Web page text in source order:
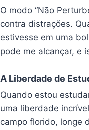
O modo “Não
contra distrações.
estivesse em uma
pode me alcançar, e
A Liberdade de
Quando estou
uma liberdade
campo florido, longe